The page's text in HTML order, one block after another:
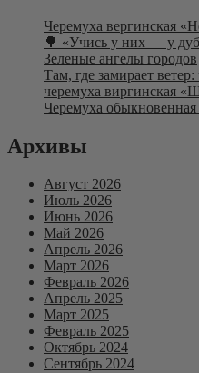
Черемуха вергинская
🌳 «Учись у них — у
Зеленые ангелы городов
Там, где замирает
черемуха виргинская
Черемуха
Архивы
Август 2026
Июль 2026
Июнь 2026
Май 2026
Апрель 2026
Март 2026
Февраль 2026
Апрель 2025
Март 2025
Февраль 2025
Октябрь 2024
Сентябрь 2024